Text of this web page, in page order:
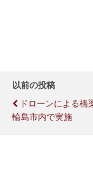
以前の投稿
ドローンによる橋
輪島市内で実施